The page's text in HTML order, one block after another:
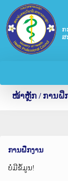
ກ
ສ
ໜ້າຫຼັກ / ການຝຶ
ການຝຶກງານ
ບໍ່ມີຂໍ້ມູນ!